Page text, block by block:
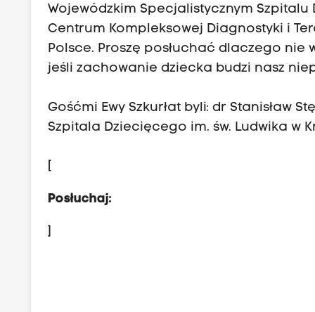
Wojewódzkim Specjalistycznym Szpitalu
Centrum Kompleksowej Diagnostyki i
Polsce. Proszę posłuchać dlaczego
jeśli zachowanie dziecka budzi nasz
Gośćmi Ewy Szkurłat byli: dr Stanisław
Szpitala Dziecięcego im. św. Ludwika w
[
Posłuchaj: